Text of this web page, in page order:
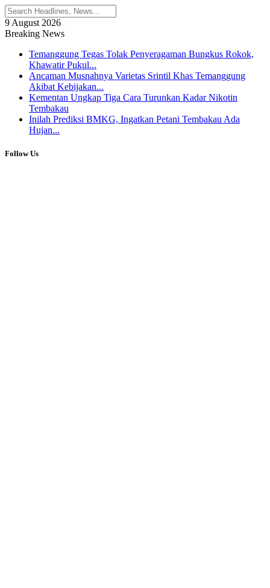
9 August 2026
Breaking News
Temanggung Tegas Tolak Penyeragaman Bungkus Rokok,
Khawatir Pukul...
Ancaman Musnahnya Varietas Srintil Khas Temanggung
Akibat Kebijakan...
Kementan Ungkap Tiga Cara Turunkan Kadar Nikotin
Tembakau
Inilah Prediksi BMKG, Ingatkan Petani Tembakau Ada
Hujan...
Follow Us